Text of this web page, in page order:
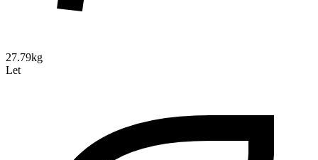
27.79kg
Let